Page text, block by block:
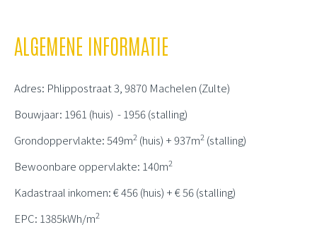
ALGEMENE INFORMATIE
Adres: Phlippostraat 3, 9870 Machelen (Zulte)
Bouwjaar: 1961 (huis) - 1956 (stalling)
Grondoppervlakte: 549m2 (huis) + 937m2 (stalling)
Bewoonbare oppervlakte: 140m2
Kadastraal inkomen: € 456 (huis) + € 56 (stalling)
EPC: 1385kWh/m2